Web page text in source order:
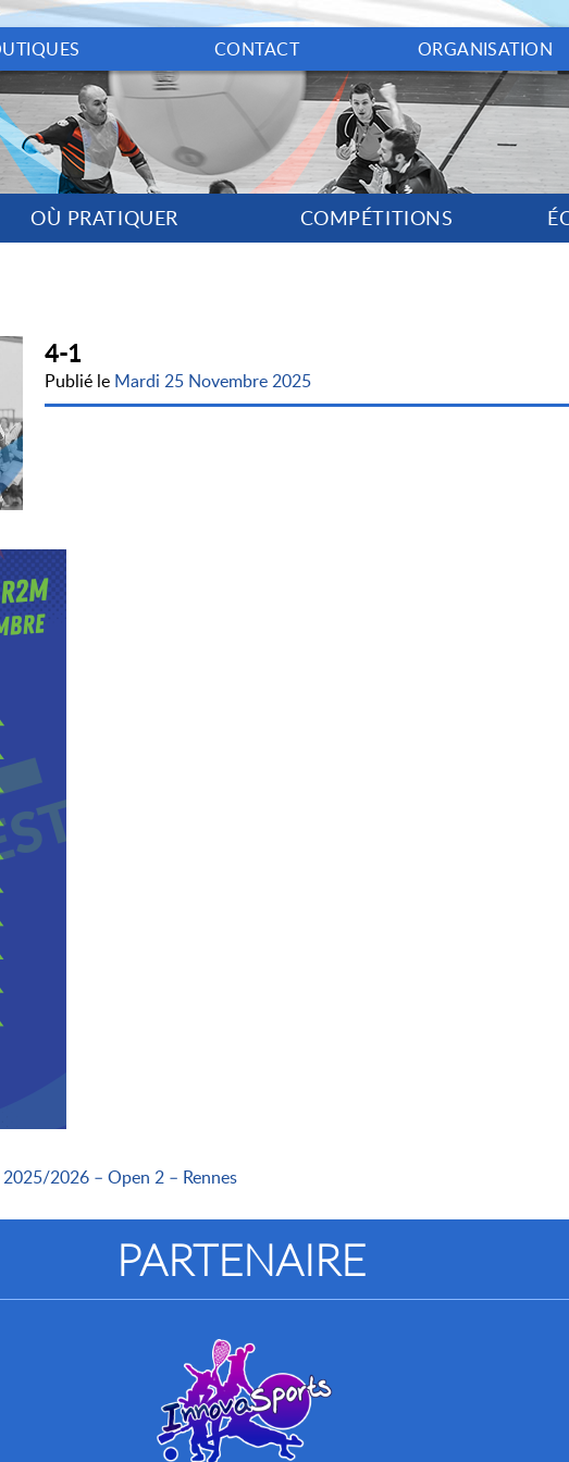
CONTACT ORGANISATION
OÙ PRATIQUER COMPÉTITIONS
4-1
Publié le Mardi 25 Novembre 2025
2026 – Open 2 – Rennes
PARTENAIRE